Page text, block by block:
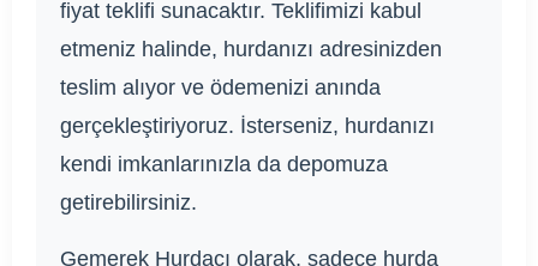
fiyat teklifi sunacaktır. Teklifimizi kabul
etmeniz halinde, hurdanızı adresinizden
teslim alıyor ve ödemenizi anında
gerçekleştiriyoruz. İsterseniz, hurdanızı
kendi imkanlarınızla da depomuza
getirebilirsiniz.
Gemerek Hurdacı olarak, sadece hurda